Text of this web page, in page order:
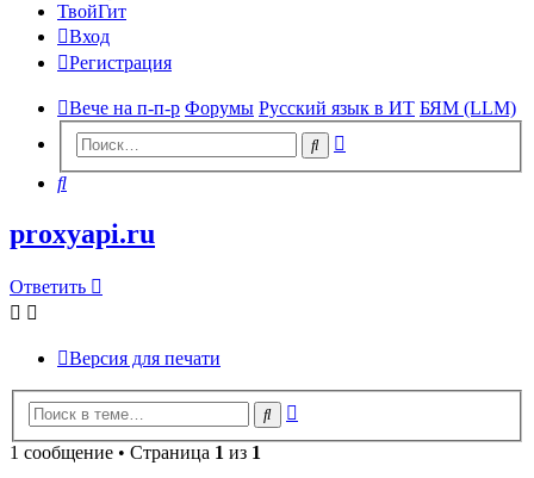
ТвойГит
Вход
Регистрация
Вече на п-п-р Форумы Русский язык в ИТ БЯМ (LLM)
Поиск
Поиск
proxyapi.ru
Ответить
Версия для печати
Поиск
1 сообщение • Страница 1 из 1